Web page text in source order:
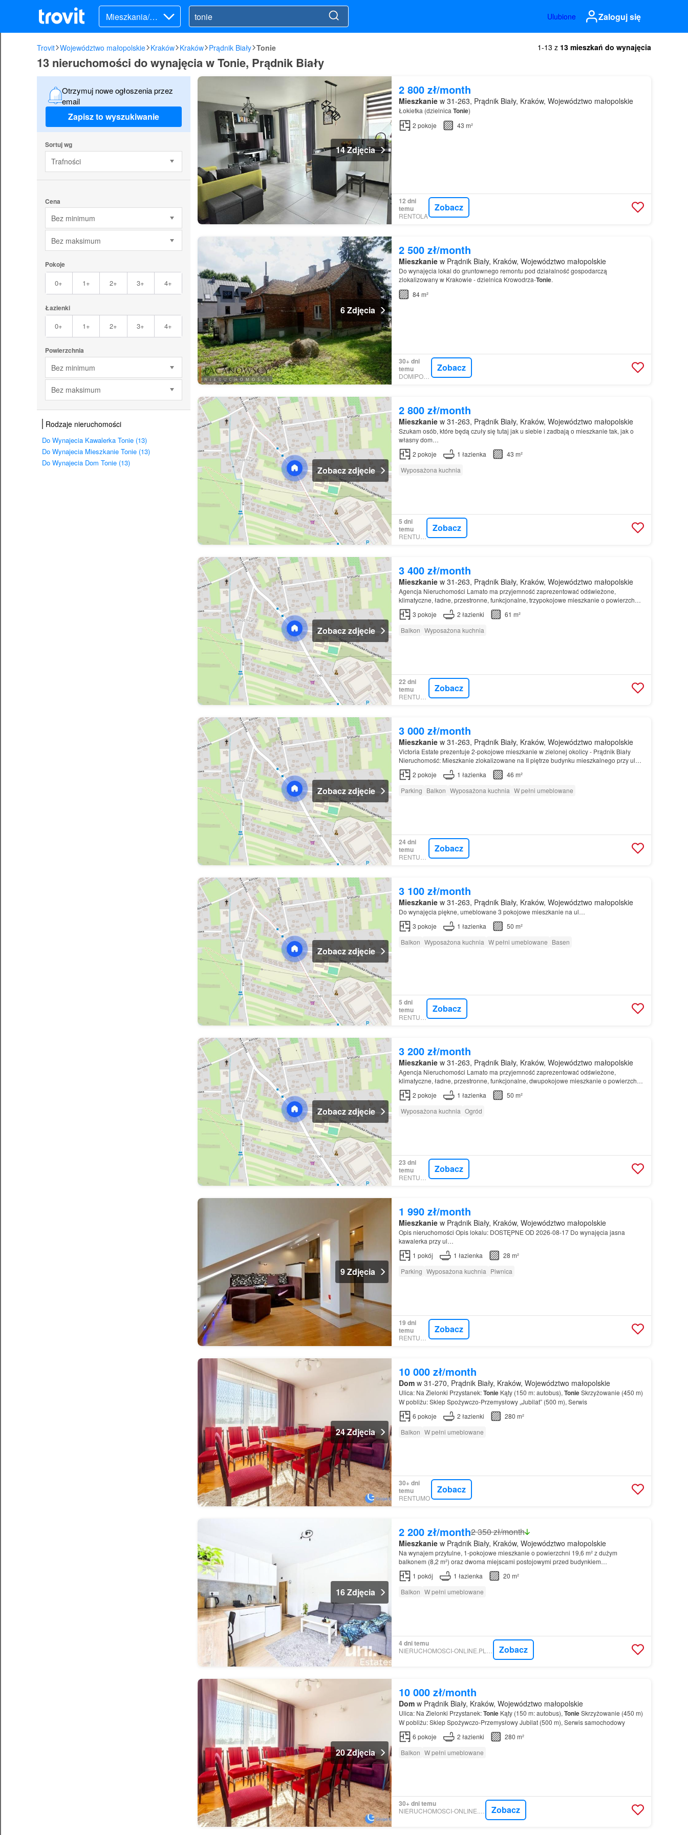
Mieszkania/Do
my (wynajem)
Ulubione Zaloguj się
Trovit Województwo małopolskie Kraków Kraków Prądnik Biały Tonie 1-13 z 13 mieszkań do wynajęcia
13 nieruchomości do wynajęcia w Tonie, Prądnik Biały
Otrzymuj nowe ogłoszenia przez
email
Zapisz to wyszukiwanie
Sortuj wg
Trafności
Cena
Bez minimum
Bez maksimum
Pokoje
0+ 1+ 2+ 3+ 4+
Łazienki
0+ 1+ 2+ 3+ 4+
Powierzchnia
Bez minimum
Bez maksimum
Rodzaje nieruchomości
Do Wynajecia Kawalerka Tonie (13)
Do Wynajecia Mieszkanie Tonie (13)
Do Wynajecia Dom Tonie (13)
14 Zdjęcia
2 800 zł/month
Mieszkaniew 31-263, Prądnik Biały, Kraków, Województwo małopolskie
Łokietka (dzielnica Tonie)
2 pokoje 43 m²
12 dni
temu
RENTOLA
Zobacz
6 Zdjęcia
2 500 zł/month
Mieszkaniew Prądnik Biały, Kraków, Województwo małopolskie
Do wynajęcia lokal do gruntownego remontu pod działalność gospodarczą
zlokalizowany w Krakowie - dzielnica Krowodrza-Tonie.
84 m²
30+ dni
temu
DOMIPORTA
Zobacz
Zobacz zdjęcie
2 800 zł/month
Mieszkaniew 31-263, Prądnik Biały, Kraków, Województwo małopolskie
Szukam osób, które będą czuły się tutaj jak u siebie i zadbają o mieszkanie tak, jak o
własny dom…
2 pokoje 1 łazienka
43 m²
Wyposażona kuchnia
5 dni
temu
RENTUMO
Zobacz
Zobacz zdjęcie
3 400 zł/month
Mieszkaniew 31-263, Prądnik Biały, Kraków, Województwo małopolskie
Agencja Nieruchomości Lamato ma przyjemność zaprezentować odświeżone,
klimatyczne, ładne, przestronne, funkcjonalne, trzypokojowe mieszkanie o powierzchni
61 m2 (ponad 70 m2 powierzchni mierzonej po podłodze) znajdujące się w…
3 pokoje 2 łazienki
61 m²
Balkon Wyposażona kuchnia
22 dni
temu
RENTUMO
Zobacz
Zobacz zdjęcie
3 000 zł/month
Mieszkaniew 31-263, Prądnik Biały, Kraków, Województwo małopolskie
Victoria Estate prezentuje 2-pokojowe mieszkanie w zielonej okolicy - Prądnik Biały
Nieruchomość: Mieszkanie zlokalizowane na II piętrze budynku mieszkalnego przy ul…
2 pokoje 1 łazienka
46 m²
Parking Balkon Wyposażona kuchnia W pełni umeblowane
24 dni
temu
RENTUMO
Zobacz
Zobacz zdjęcie
3 100 zł/month
Mieszkaniew 31-263, Prądnik Biały, Kraków, Województwo małopolskie
Do wynajęcia piękne, umeblowane 3 pokojowe mieszkanie na ul…
3 pokoje 1 łazienka
50 m²
Balkon Wyposażona kuchnia W pełni umeblowane Basen
5 dni
temu
RENTUMO
Zobacz
Zobacz zdjęcie
3 200 zł/month
Mieszkaniew 31-263, Prądnik Biały, Kraków, Województwo małopolskie
Agencja Nieruchomości Lamato ma przyjemność zaprezentować odświeżone,
klimatyczne, ładne, przestronne, funkcjonalne, dwupokojowe mieszkanie o powierzchni
50 m2 znajdujące się w budynku przy ulicy Łokietka w dzielnicy Prądnik…
2 pokoje 1 łazienka
50 m²
Wyposażona kuchnia Ogród
23 dni
temu
Zobacz
9 Zdjęcia
1 990 zł/month
Mieszkaniew Prądnik Biały, Kraków, Województwo małopolskie
Opis nieruchomości Opis lokalu: DOSTĘPNE OD 2026-08-17 Do wynajęcia jasna
kawalerka przy ul…
1 pokój 1 łazienka
28 m²
Parking Wyposażona kuchnia Piwnica
19 dni
temu
Zobacz
24 Zdjęcia
10 000 zł/month
Domw 31-270, Prądnik Biały, Kraków, Województwo małopolskie
Ulica: Na Zielonki Przystanek:TonieKąty (150 m: autobus), TonieSkrzyżowanie (450 m)
W pobliżu: Sklep Spożywczo-Przemysłowy „Jubilat” (500 m), Serwis
6 pokoje 2 łazienki
280 m²
Balkon W pełni umeblowane
30+ dni
temu
RENTUMO
Zobacz
16 Zdjęcia
2 200 zł/month2 350 zł/month
Mieszkaniew Prądnik Biały, Kraków, Województwo małopolskie
Na wynajem przytulne, 1-pokojowe mieszkanie o powierzchni 19,6 m² z dużym
balkonem (8,2 m²) oraz dwoma miejscami postojowymi przed budynkiem…
1 pokój 1 łazienka
20 m²
Balkon W pełni umeblowane
4 dni temu
Zobacz
20 Zdjęcia
10 000 zł/month
Domw Prądnik Biały, Kraków, Województwo małopolskie
Ulica: Na Zielonki Przystanek:TonieKąty (150 m: autobus), TonieSkrzyżowanie (450 m)
W pobliżu: Sklep Spożywczo-Przemysłowy Jubilat (500 m), Serwis samochodowy
6 pokoje 2 łazienki
280 m²
Balkon W pełni umeblowane
30+ dni temu
Zobacz